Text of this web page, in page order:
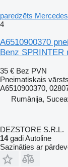
paredzēts
4
A6510900370
Benz SPRINTER
35 € Bez PVN
Pneimatiskais vārsts
A6510900370,
Rumānija,
DEZSTORE S.R.L.
14gadi Autoline
Sazināties ar